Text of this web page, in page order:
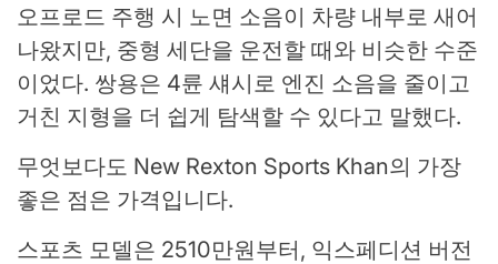
오프로드 주행 시 노면 소음이 차량 내부로 새어
나왔지만, 중형 세단을 운전할 때와 비슷한 수준
이었다. 쌍용은 4륜 섀시로 엔진 소음을 줄이고
거친 지형을 더 쉽게 탐색할 수 있다고 말했다.
무엇보다도 New Rexton Sports Khan의 가장
좋은 점은 가격입니다.
스포츠 모델은 2510만원부터, 익스페디션 버전